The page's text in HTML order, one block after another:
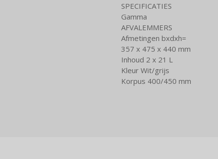
SPECIFICATIES
Gamma
AFVALEMMERS
Afmetingen bxdxh=
357 x 475 x 440 mm
Inhoud 2 x 21 L
Kleur Wit/grijs
Korpus 400/450 mm